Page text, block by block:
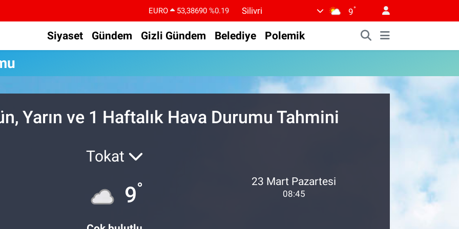
EURO 53,38690 %0.19
STERLİN
61,60380
%0.18
Silivri 9°
Siyaset Gündem Gizli Gündem Belediye Polemik
Yarın ve 1 Haftalık Hava Durumu Tahmini
Tokat
9° 23 Mart Pazartesi
08:45